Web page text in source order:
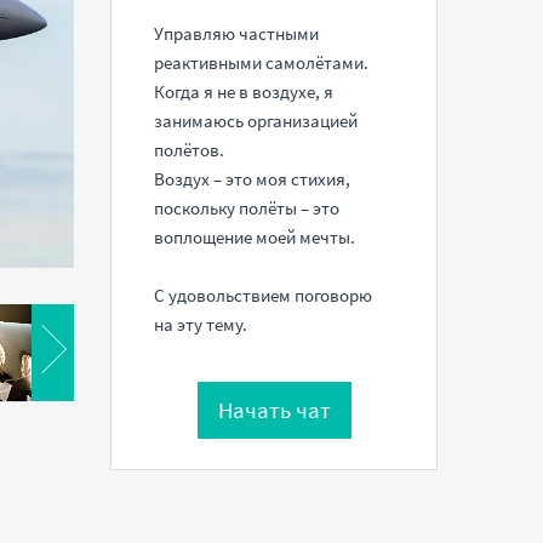
Управляю частными
реактивными самолётами.
Когда я не в воздухе, я
занимаюсь организацией
полётов.
Воздух – это моя стихия,
поскольку полёты – это
воплощение моей мечты.
С удовольствием поговорю
на эту тему.
Начать чат